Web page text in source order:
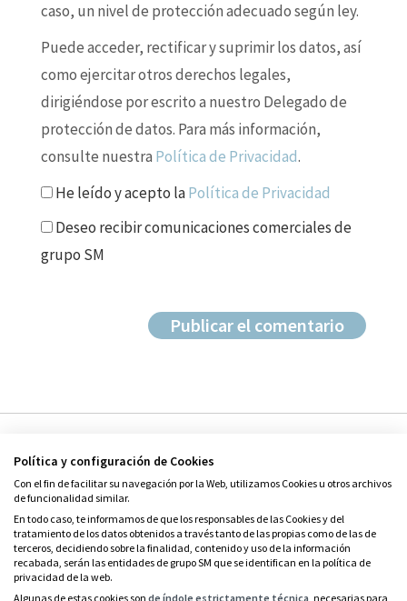
caso, un nivel de protección adecuado según ley.
Puede acceder, rectificar y suprimir los datos, así
como ejercitar otros derechos legales,
dirigiéndose por escrito a nuestro Delegado de
protección de datos. Para más información,
consulte nuestra Política de Privacidad.
He leído y acepto laPolítica de Privacidad
Deseo recibir comunicaciones comerciales de
grupo SM
© Grupo SM
Condiciones de uso
Política de privacidad
Política y configuración de Cookies
Con el fin de facilitar su navegación por la Web, utilizamos Cookies u otros archivos
de funcionalidad similar.
En todo caso, te informamos de que los responsables de las Cookies y del
tratamiento de los datos obtenidos a través tanto de las propias como de las de
terceros, decidiendo sobre la finalidad, contenido y uso de la información
recabada, serán las entidades de grupo SM que se identifican en la política de
privacidad de la web.
Algunas de estas cookies son de índole estrictamente técnica , necesarias para